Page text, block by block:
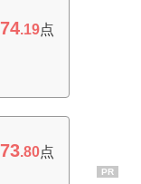
74.19点
73.80点
PR